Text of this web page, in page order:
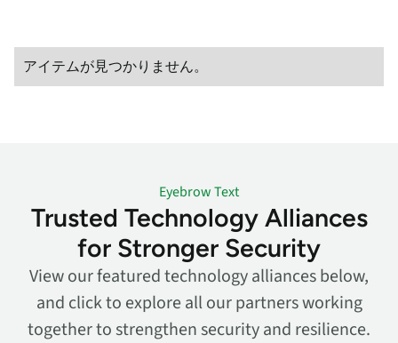
アイテムが見つかりません。
Trusted Technology Alliances
for Stronger Security
Eyebrow Text
View our featured technology alliances below,
and click to explore all our partners working
together to strengthen security and resilience.